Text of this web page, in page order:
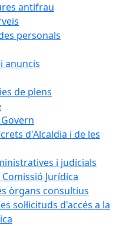
antifrau
personals
anuncis
de plens
d'Alcaldia i de les
i judicials
Jurídica
òrgans consultius
sol·licituds d'accés a la